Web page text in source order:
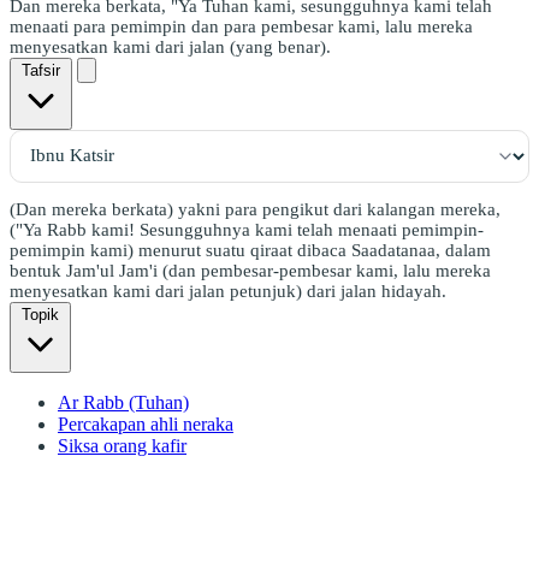
Dan mereka berkata, "Ya Tuhan kami, sesungguhnya kami telah
menaati para pemimpin dan para pembesar kami, lalu mereka
menyesatkan kami dari jalan (yang benar).
Tafsir
(Dan mereka berkata) yakni para pengikut dari kalangan mereka,
("Ya Rabb kami! Sesungguhnya kami telah menaati pemimpin-
pemimpin kami) menurut suatu qiraat dibaca Saadatanaa, dalam
bentuk Jam'ul Jam'i (dan pembesar-pembesar kami, lalu mereka
menyesatkan kami dari jalan petunjuk) dari jalan hidayah.
Topik
Ar Rabb (Tuhan)
Percakapan ahli neraka
Siksa orang kafir